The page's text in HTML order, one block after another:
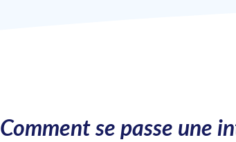
Comment se passe une